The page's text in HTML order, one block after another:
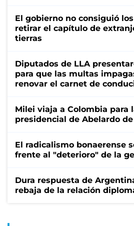
El gobierno no consiguió
retirar el capítulo de
tierras
Diputados de LLA
para que las multas
renovar el carnet de
Milei viaja a Colombia para
presidencial de Abelardo
El radicalismo bonaerense
frente al "deterioro" de la
Dura respuesta de
rebaja de la relación